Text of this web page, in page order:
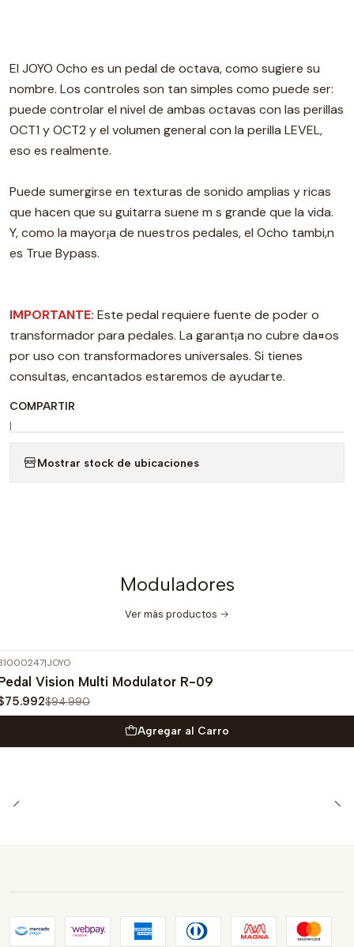
El JOYO Ocho es un pedal de octava, como sugiere su
nombre. Los controles son tan simples como puede ser:
puede controlar el nivel de ambas octavas con las perillas
OCT1 y OCT2 y el volumen general con la perilla LEVEL,
eso es realmente.
Puede sumergirse en texturas de sonido amplias y ricas
que hacen que su guitarra suene m s grande que la vida.
Y, como la mayor¡a de nuestros pedales, el Ocho tambi‚n
es True Bypass.
IMPORTANTE: Este pedal requiere fuente de poder o
transformador para pedales. La garant¡a no cubre da¤os
por uso con transformadores universales. Si tienes
consultas, encantados estaremos de ayudarte.
COMPARTIR
|
Mostrar stock de ubicaciones
Moduladores
Ver más productos
OFF
|JOYO
Vision Multi Modulator R-09
$94.990
Agregar al Carro